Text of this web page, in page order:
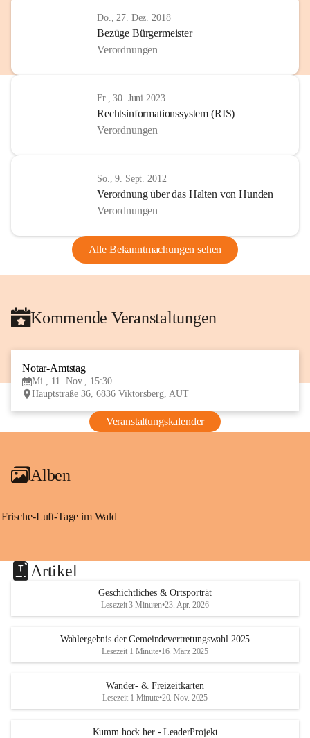
Do., 27. Dez. 2018
Bezüge Bürgermeister
Verordnungen
Fr., 30. Juni 2023
Rechtsinformationssystem (RIS)
Verordnungen
So., 9. Sept. 2012
Verordnung über das Halten von Hunden
Verordnungen
Alle Bekanntmachungen sehen
Kommende Veranstaltungen
Notar-Amtstag
Mi., 11. Nov., 15:30
Hauptstraße 36, 6836 Viktorsberg, AUT
Veranstaltungskalender
Alben
Frische-Luft-Tage im Wald
Artikel
Geschichtliches & Ortsporträt
Lesezeit 3 Minuten•23. Apr. 2026
Wahlergebnis der Gemeindevertretungswahl 2025
Lesezeit 1 Minute•16. März 2025
Wander- & Freizeitkarten
Lesezeit 1 Minute•20. Nov. 2025
Kumm hock her - LeaderProjekt